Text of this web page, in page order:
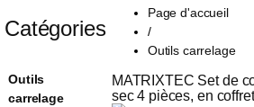
Page d'accueil
/
Outils carrelage
MATRIXTEC Set de
sec 4 pièces, en
Catégories
Outils
carrelage